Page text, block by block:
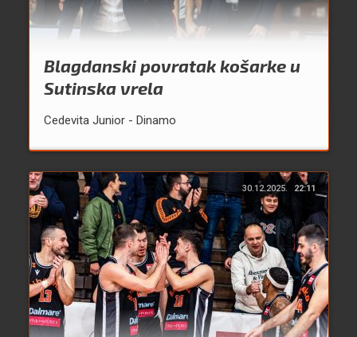
Blagdanski povratak košarke u
Sutinska vrela
Cedevita Junior - Dinamo
30.12.2025. 22:11